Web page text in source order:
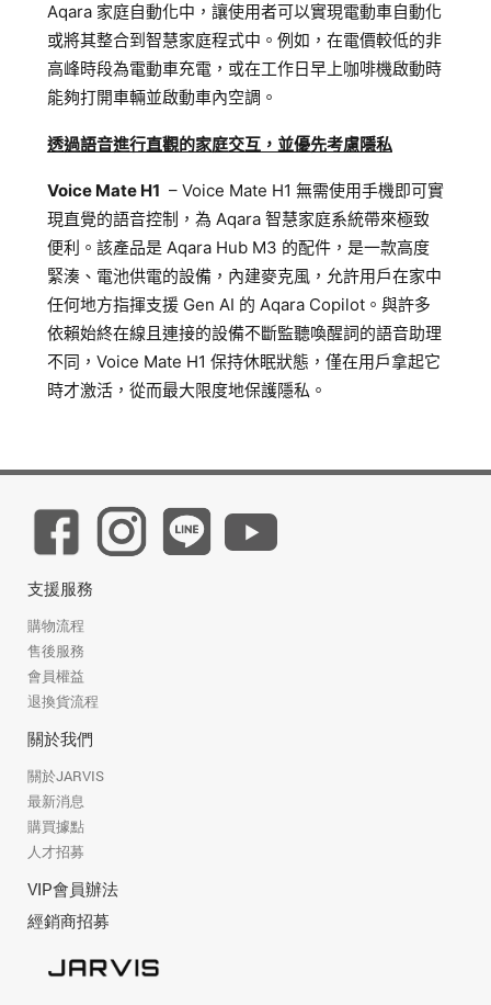
Aqara 家庭自動化中，讓使用者可以實現電動車自動化
或將其整合到智慧家庭程式中。例如，在電價較低的非
高峰時段為電動車充電，或在工作日早上咖啡機啟動時
能夠打開車輛並啟動車內空調。
透過語音進行直觀的家庭交互，並優先考慮隱私
Voice Mate H1 – Voice Mate H1 無需使用手機即可實
現直覺的語音控制，為 Aqara 智慧家庭系統帶來極致
便利。該產品是 Aqara Hub M3 的配件，是一款高度
緊湊、電池供電的設備，內建麥克風，允許用戶在家中
任何地方指揮支援 Gen AI 的 Aqara Copilot。與許多
依賴始終在線且連接的設備不斷監聽喚醒詞的語音助理
不同，Voice Mate H1 保持休眠狀態，僅在用戶拿起它
時才激活，從而最大限度地保護隱私。
支援服務
購物流程
售後服務
會員權益
退換貨流程
關於我們
關於JARVIS
最新消息
購買據點
人才招募
VIP會員辦法
經銷商招募